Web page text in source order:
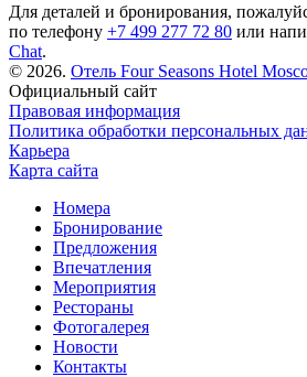
Для деталей и бронирования,
по телефону +7 499 277 72 80 или
Chat.
© 2026. Отель Four Seasons Hotel
Официальный сайт
Правовая информация
Политика обработки персональных
Карьера
Карта сайта
Номера
Бронирование
Предложения
Впечатления
Мероприятия
Рестораны
Фотогалерея
Новости
Контакты